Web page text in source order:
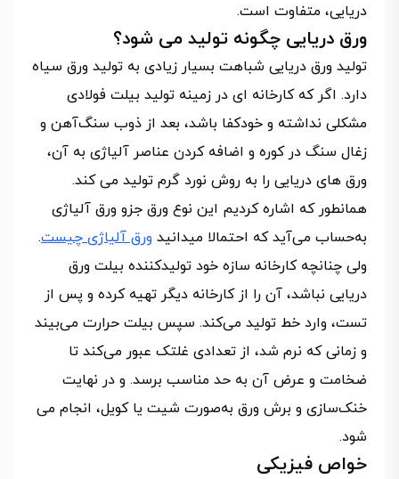
دریایی، متفاوت است.
ورق دریایی چگونه تولید می شود؟
تولید ورق دریایی شباهت بسیار زیادی به تولید ورق سیاه
دارد. اگر که کارخانه ای در زمینه تولید بیلت فولادی
مشکلی نداشته و خودکفا باشد، بعد از ذوب سنگ‌آهن و
زغال‌ سنگ در کوره و اضافه کردن عناصر آلیاژی به آن،
ورق های دریایی را به روش نورد گرم تولید می کند.
همانطور که اشاره کردیم این نوع ورق جزو ورق آلیاژی
به‌حساب می‌آید که احتمالا میدانید ورق آلیاژی چیست.
ولی چنانچه کارخانه سازه خود تولیدکننده بیلت ورق
دریایی نباشد، آن را از کارخانه دیگر تهیه کرده و پس از
تست، وارد خط تولید می‌کند. سپس بیلت حرارت می‌بیند
و زمانی که نرم شد، از تعدادی غلتک عبور می‌کند تا
ضخامت و عرض آن به حد مناسب برسد. و در نهایت
خنک‌سازی و برش ورق به‌صورت شیت یا کویل، انجام می
شود.
خواص فیزیکی